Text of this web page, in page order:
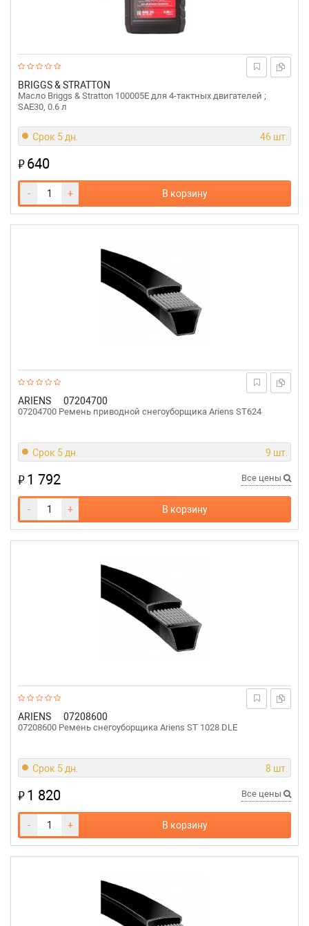
BRIGGS & STRATTON
Масло Briggs & Stratton 100005E для 4-тактных двигателей ;
SAE30, 0.6 л
Срок 5 дн. 46 шт.
₽640
- + В корзину
ARIENS 07204700
07204700 Ремень приводной снегоуборщика Ariens ST624
Срок 5 дн. 9 шт.
₽1 792 Все цены
- + В корзину
ARIENS 07208600
07208600 Ремень снегоуборщика Ariens ST 1028 DLE
Срок 5 дн. 8 шт.
₽1 820 Все цены
- + В корзину